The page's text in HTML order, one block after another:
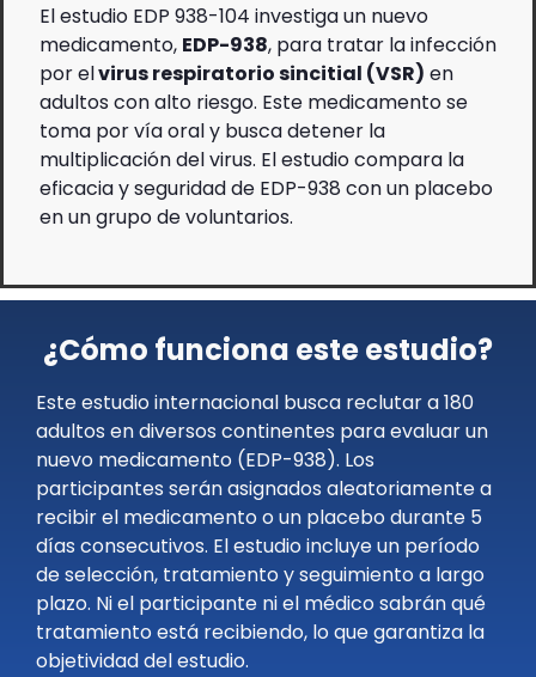
El estudio EDP 938-104 investiga un nuevo
medicamento, EDP-938, para tratar la infección
por elvirus respiratorio sincitial (VSR) en
adultos con alto riesgo. Este medicamento se
toma por vía oral y busca detener la
multiplicación del virus. El estudio compara la
eficacia y seguridad de EDP-938 con un placebo
en un grupo de voluntarios.
¿Cómo funciona este estudio?
Este estudio internacional busca reclutar a 180
adultos en diversos continentes para evaluar un
nuevo medicamento (EDP-938). Los
participantes serán asignados aleatoriamente a
recibir el medicamento o un placebo durante 5
días consecutivos. El estudio incluye un período
de selección, tratamiento y seguimiento a largo
plazo. Ni el participante ni el médico sabrán qué
tratamiento está recibiendo, lo que garantiza la
objetividad del estudio.